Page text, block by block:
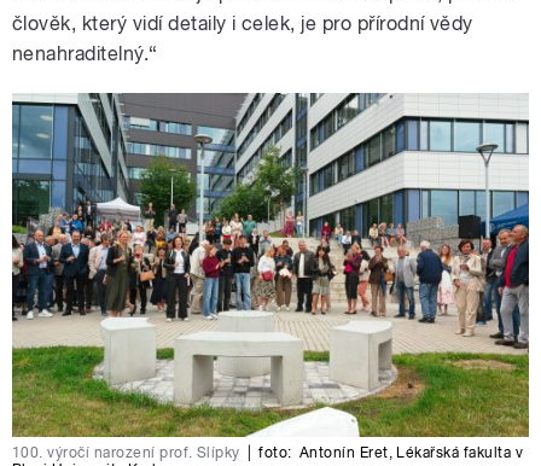
člověk, který vidí detaily i celek, je pro přírodní vědy
nenahraditelný.“
100. výročí narození prof. Slípky foto: Antonín Eret, Lékařská fakulta v